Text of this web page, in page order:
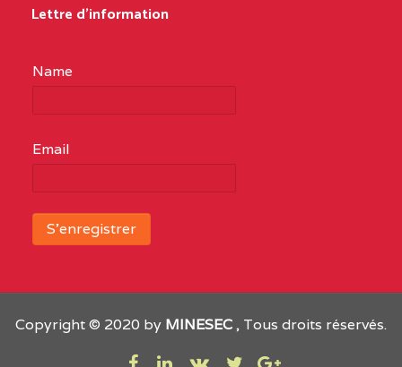
Lettre d'information
Name
Email
Copyright © 2020 by MINESEC, Tous droits réservés.